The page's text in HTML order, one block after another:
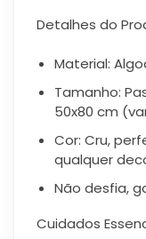
Detalhes do
Material:
Tamanho:
50x80 cm
Cor: Cru,
qualquer
Não desfia,
Cuidados